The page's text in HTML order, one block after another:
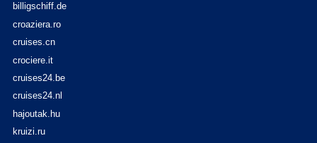
billigschiff.de
croaziera.ro
cruises.cn
crociere.it
cruises24.be
cruises24.nl
hajoutak.hu
kruizi.ru